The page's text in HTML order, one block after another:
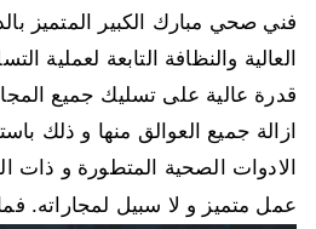
فني صحي مبارك الكبير المتميز
العالية والنظافة التابعة لعملية
قدرة عالية على تسليك جميع
ازالة جميع العوالق منها و ذلك
الادوات الصحية المتطورة و ذات
عمل متميز و لا سبيل لمجاراته.